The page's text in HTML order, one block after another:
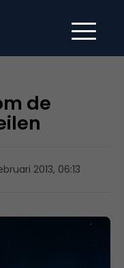
de
2013, 06:13